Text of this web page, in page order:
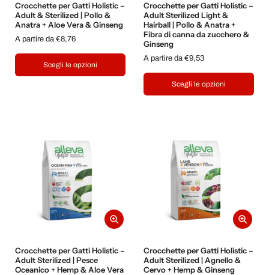
Crocchette per Gatti Holistic –
Adult & Sterilized | Pollo &
Anatra + Aloe Vera & Ginseng
A partire da €8,76
Scegli le opzioni
Crocchette per Gatti Holistic –
Adult Sterilized Light &
Hairball | Pollo & Anatra +
Fibra di canna da zucchero &
Ginseng
A partire da €9,53
Scegli le opzioni
Crocchette per Gatti Holistic –
Adult Sterilized | Pesce
Oceanico + Hemp & Aloe Vera
Crocchette per Gatti Holistic –
Adult Sterilized | Agnello &
Cervo + Hemp & Ginseng